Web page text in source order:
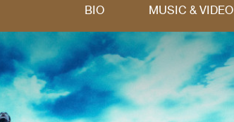
BIO MUSIC & VIDEO